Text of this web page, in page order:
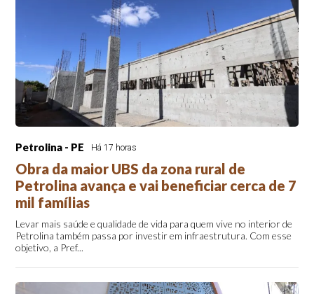
Petrolina - PE Há 17 horas
Obra da maior UBS da zona rural de
Petrolina avança e vai beneficiar cerca de 7
mil famílias
Levar mais saúde e qualidade de vida para quem vive no interior de
Petrolina também passa por investir em infraestrutura. Com esse
objetivo, a Pref...